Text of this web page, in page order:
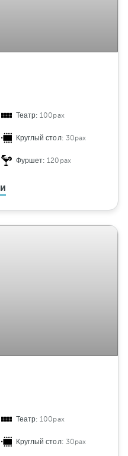
Театр:100pax
Круглый стол: 30pax
Фуршет:120pax
Театр:100pax
Круглый стол: 30pax